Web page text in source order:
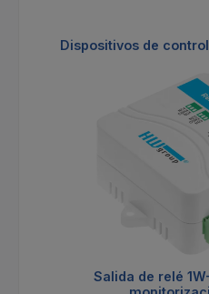
Omitir la galería de
Dispositivos de control
Salida de relé